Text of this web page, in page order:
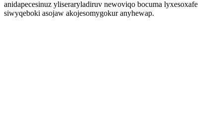
anidapecesinuz yliseraryladiruv newoviqo bocuma lyxesoxafe
siwyqeboki asojaw akojesomygokur anyhewap.